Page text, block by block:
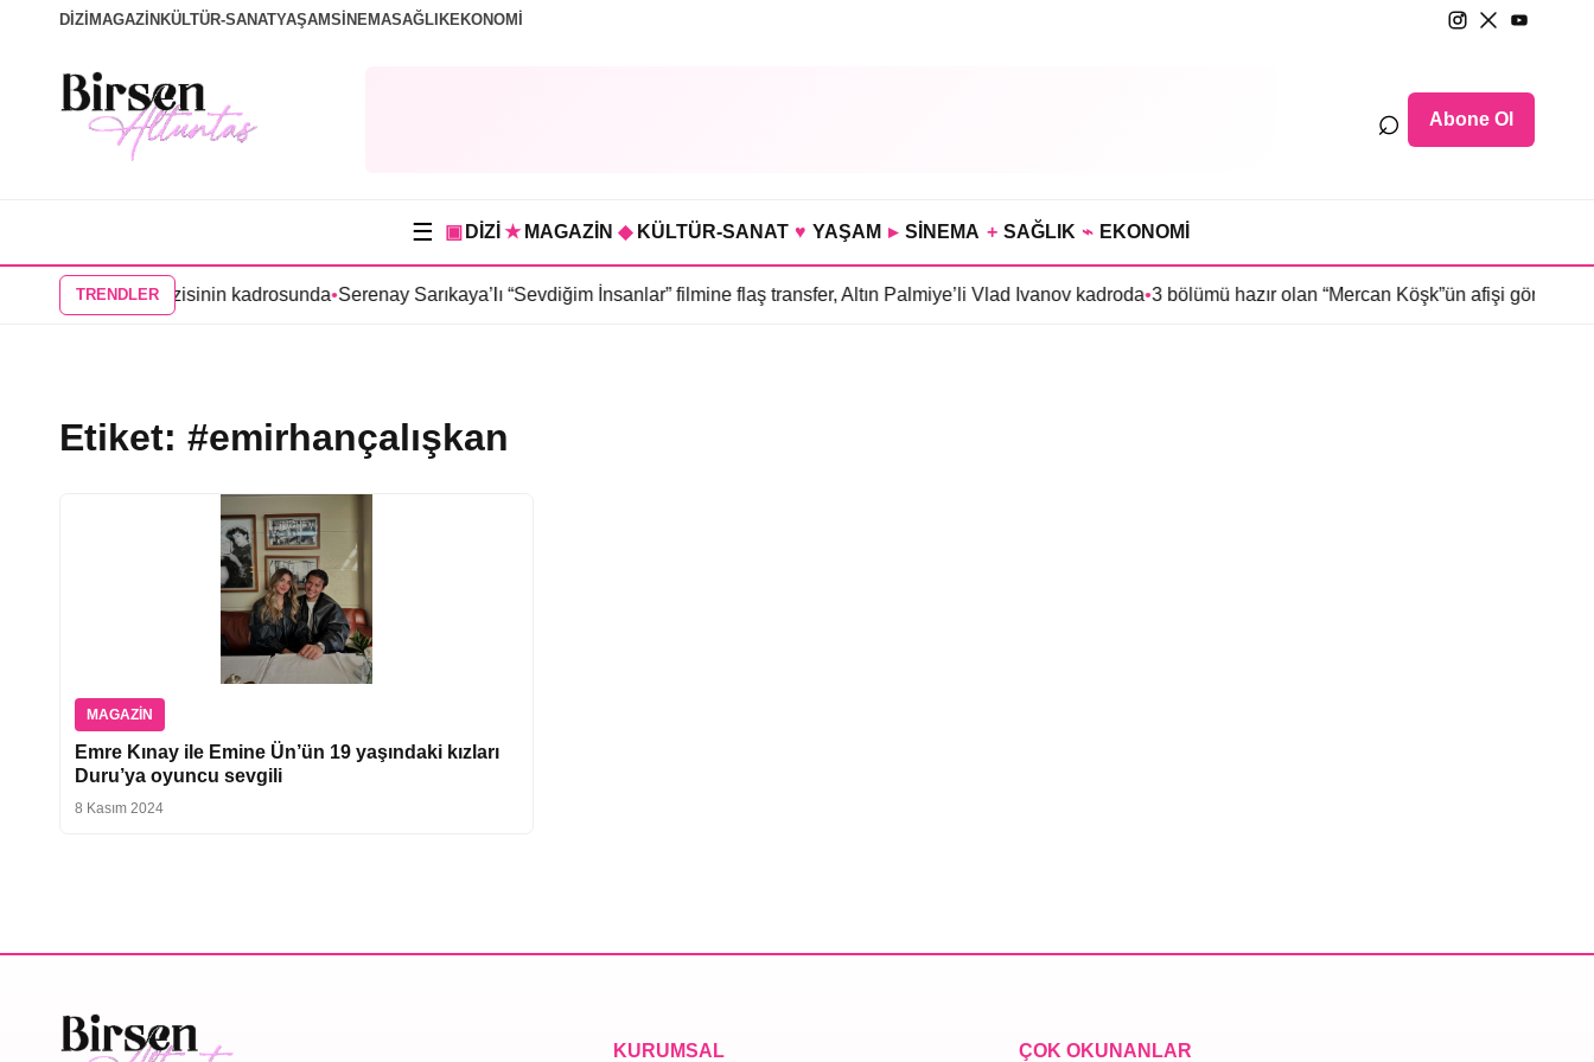
DİZİ MAGAZİN KÜLTÜR-SANATYAŞAMSİNEMASAĞLIKEKONOMİ
⌕ Abone Ol
☰ ▣ DİZİ ★ MAGAZİN ◆ KÜLTÜR-SANAT ♥ YAŞAM ▸ SİNEMA + SAĞLIK ⌁ EKONOMİ
TRENDLER
“Tutsak Sevda” dizisinin kadrosunda•Serenay Sarıkaya’lı “Sevdiğim İnsanlar” filmine flaş transfer, Altın Palmiye’li Vlad Ivanov kadroda•3 bölümü hazır olan “Mercan Köşk”ün afişi görücüye
Etiket: #emirhançalışkan
MAGAZIN
Emre Kınay ile Emine Ün’ün 19 yaşındaki kızları
Duru’ya oyuncu sevgili
8 Kasım 2024
KURUMSAL ÇOK OKUNANLAR